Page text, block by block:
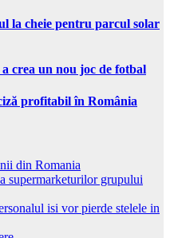
la cheie pentru parcul solar
crea un nou joc de fotbal
profitabil în România
din Romania
supermarketurilor grupului
isi vor pierde stelele in